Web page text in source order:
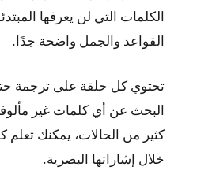
الكلمات التي لن يعرفها
القواعد والجمل واضحة جدًا.
تحتوي كل حلقة على ترجمة
البحث عن أي كلمات غير
كثير من الحالات، يمكنك
خلال إشاراتها البصرية.